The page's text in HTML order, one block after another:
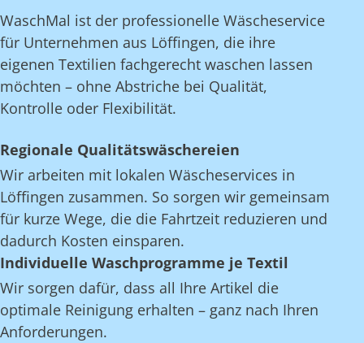
WaschMal ist der professionelle Wäscheservice
für Unternehmen aus Löffingen, die ihre
eigenen Textilien fachgerecht waschen lassen
möchten – ohne Abstriche bei Qualität,
Kontrolle oder Flexibilität.
Regionale Qualitätswäschereien
Wir arbeiten mit lokalen Wäscheservices in
Löffingen zusammen. So sorgen wir gemeinsam
für kurze Wege, die die Fahrtzeit reduzieren und
dadurch Kosten einsparen.
Individuelle Waschprogramme je Textil
Wir sorgen dafür, dass all Ihre Artikel die
optimale Reinigung erhalten – ganz nach Ihren
Anforderungen.